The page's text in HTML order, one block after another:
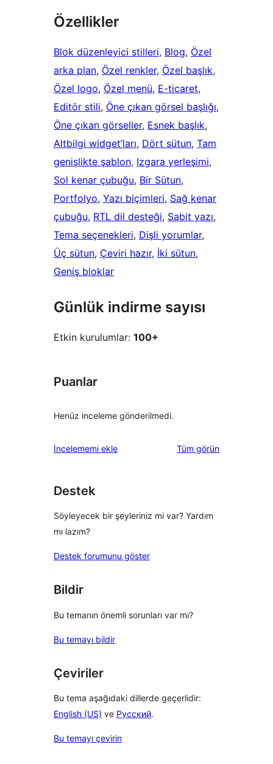
Özellikler
Blok düzenleyici stilleri, Blog, Özel
arka plan, Özel renkler, Özel başlık
Özel logo, Özel menü, E-ticaret
Editör stili, Öne çıkan görsel başlığı
Öne çıkan görseller, Esnek başlık
Altbilgi widget’ları, Dört sütun, Tam
genişlikte şablon, Izgara yerleşimi
Sol kenar çubuğu, Bir Sütun
Portfolyo, Yazı biçimleri, Sağ kenar
çubuğu, RTL dil desteği, Sabit yazı
Tema seçenekleri, Dişli yorumlar
Üç sütun, Çeviri hazır, İki sütun
Geniş bloklar
Günlük indirme sayısı
Etkin kurulumlar: 100+
Puanlar
Henüz inceleme gönderilmedi.
İncelememi ekle Tüm değerlendirmeleri
görün
Destek
Söyleyecek bir şeyleriniz mi var? Yardım
mı lazım?
Destek forumunu göster
Bildir
Bu temanın önemli sorunları var mı?
Bu temayı bildir
Çeviriler
Bu tema aşağıdaki dillerde geçerlidir:
English (US) ve Русский.
Bu temayı çevirin